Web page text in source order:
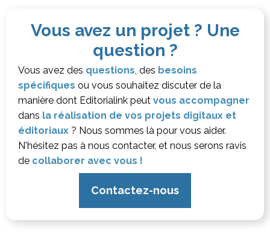
Vous avez un projet ? Une
question ?
Vous avez des questions, des besoins
spécifiques ou vous souhaitez discuter de la
manière dont Editorialink peut vous accompagner
dans la réalisation de vos projets digitaux et
éditoriaux ? Nous sommes là pour vous aider.
N'hésitez pas à nous contacter, et nous serons ravis
de collaborer avec vous !
Contactez-nous